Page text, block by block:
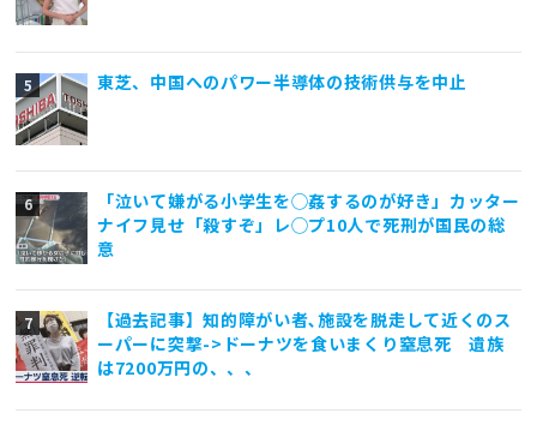
東芝、中国へのパワー半導体の技術供与を中止
「泣いて嫌がる小学生を◯姦するのが好き」カッター
ナイフ見せ「殺すぞ」レ◯プ10人で死刑が国民の総
意
【過去記事】知的障がい者､施設を脱走して近くのス
ーパーに突撃->ドーナツを食いまくり窒息死 遺族
は7200万円の、、、